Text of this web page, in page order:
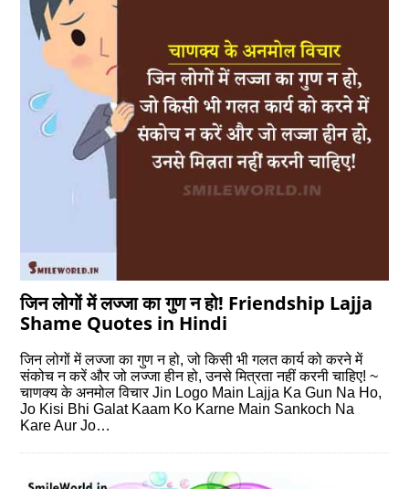
जिन लोगों में लज्जा का गुण न हो! Friendship Lajja
Shame Quotes in Hindi
जिन लोगों में लज्जा का गुण न हो, जो किसी भी गलत कार्य को करने में
संकोच न करें और जो लज्जा हीन हो, उनसे मित्रता नहीं करनी चाहिए! ~
चाणक्य के अनमोल विचार Jin Logo Main Lajja Ka Gun Na Ho,
Jo Kisi Bhi Galat Kaam Ko Karne Main Sankoch Na
Kare Aur Jo…